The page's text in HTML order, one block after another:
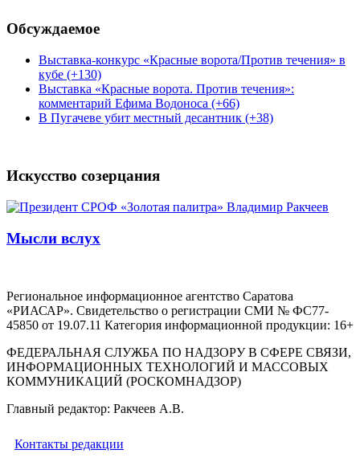
Обсуждаемое
Выставка-конкурс «Красные ворота/Против течения» в
кубе (+130)
Выставка «Красные ворота. Против течения»:
комментарий Ефима Водоноса (+66)
В Пугачеве убит местный десантник (+38)
Искусство созерцания
Мысли вслух
Региональное информационное агентство Саратова
«РИАСАР». Свидетельство о регистрации СМИ № ФС77-
45850 от 19.07.11 Категория информационной продукции: 16+
ФЕДЕРАЛЬНАЯ СЛУЖБА ПО НАДЗОРУ В СФЕРЕ СВЯЗИ,
ИНФОРМАЦИОННЫХ ТЕХНОЛОГИЙ И МАССОВЫХ
КОММУНИКАЦИЙ (РОСКОМНАДЗОР)
Главный редактор: Ракчеев А.В.
Контакты редакции